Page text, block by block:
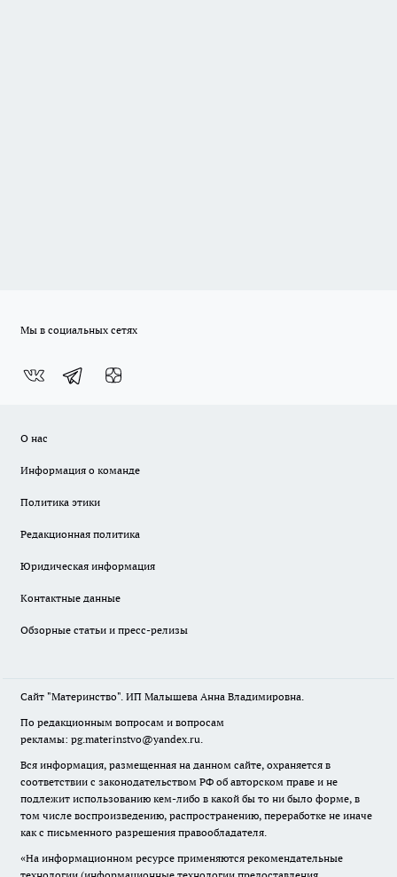
Мы в социальных сетях
О нас
Информация о команде
Политика этики
Редакционная политика
Юридическая информация
Контактные данные
Обзорные статьи и пресс-релизы
Сайт "Материнство". ИП Малышева Анна Владимировна.
По редакционным вопросам и вопросам
рекламы: pg.materinstvo@yandex.ru.
Вся информация, размещенная на данном сайте, охраняется в
соответствии с законодательством РФ об авторском праве и не
подлежит использованию кем-либо в какой бы то ни было форме, в
том числе воспроизведению, распространению, переработке не иначе
как с письменного разрешения правообладателя.
«На информационном ресурсе применяются рекомендательные